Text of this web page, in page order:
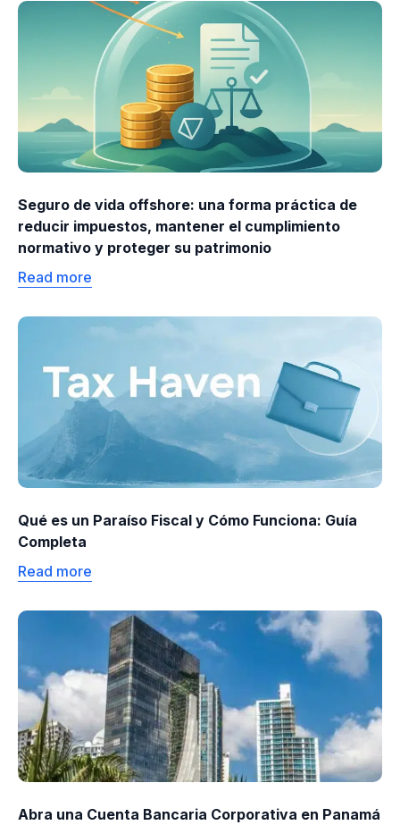
Seguro de vida offshore: una forma práctica de
reducir impuestos, mantener el cumplimiento
normativo y proteger su patrimonio
Read more
Qué es un Paraíso Fiscal y Cómo Funciona: Guía
Completa
Read more
Abra una Cuenta Bancaria Corporativa en Panamá